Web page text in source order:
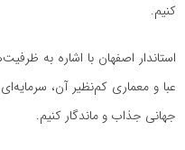
کنیم.
استاندار اصفهان با اشاره به
عبا و معماری کم‌نظیر آن،
جهانی جذاب و ماندگار کنیم.